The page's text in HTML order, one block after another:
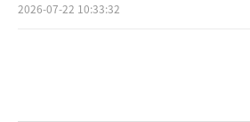
《传奇归来》经典七区
2026-07-22 10:33:32